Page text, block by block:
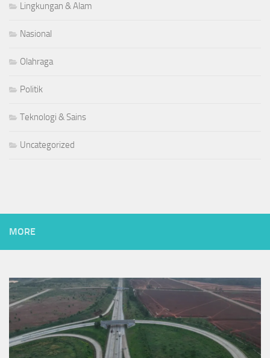
Lingkungan & Alam
Nasional
Olahraga
Politik
Teknologi & Sains
Uncategorized
MORE